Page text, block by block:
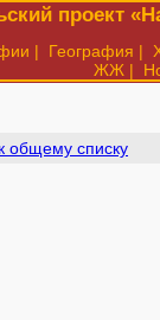
проект
| География |
ЖЖ |
к общему списку